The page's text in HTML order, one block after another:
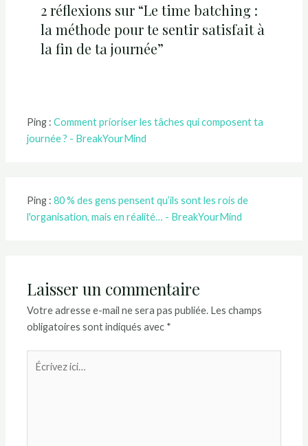
2 réflexions sur “Le time batching :
la méthode pour te sentir satisfait à
la fin de ta journée”
Ping :Comment prioriser les tâches qui composent ta
journée ? - BreakYourMind
Ping :80 % des gens pensent qu’ils sont les rois de
l'organisation, mais en réalité… - BreakYourMind
Laisser un commentaire
Votre adresse e-mail ne sera pas publiée. Les champs
obligatoires sont indiqués avec *